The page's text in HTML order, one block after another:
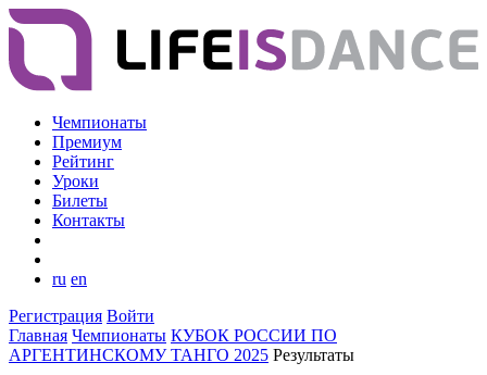
Чемпионаты
Премиум
Рейтинг
Уроки
Билеты
Контакты
ru en
Регистрация Войти
Главная Чемпионаты КУБОК РОССИИ ПО
АРГЕНТИНСКОМУ ТАНГО 2025 Результаты